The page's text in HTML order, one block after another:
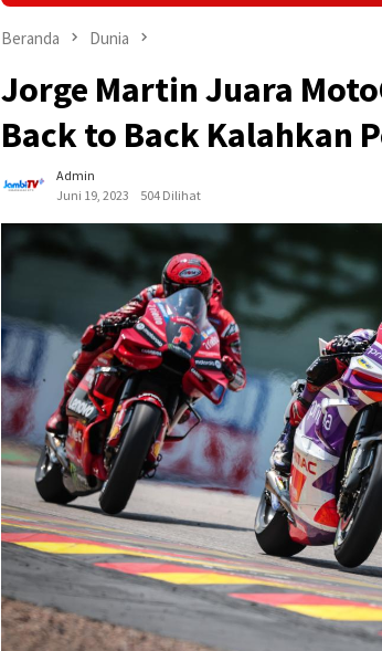
Beranda Dunia
Jorge Martin Juara
Back to Back Kalahkan
Admin
Juni 19, 2023
504 Dilihat